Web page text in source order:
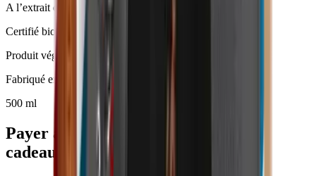
A l’extrait de bourgeon de hêtre bio *
Certifié bio par Ecocert
Produit végan
Fabriqué en France
500 ml
Payer avec Ecochèques et Chèques-
cadeaux